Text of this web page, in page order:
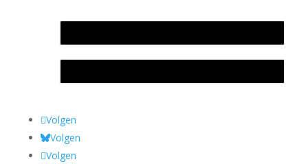
Volgen
Volgen
Volgen